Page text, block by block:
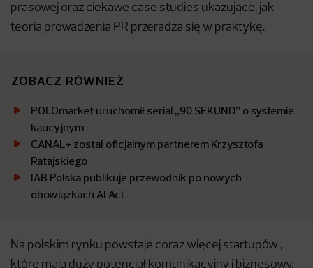
prasowej oraz ciekawe case studies ukazujące, jak
teoria prowadzenia PR przeradza się w praktykę.
ZOBACZ RÓWNIEŻ
POLOmarket uruchomił serial „90 SEKUND” o systemie
kaucyjnym
CANAL+ został oficjalnym partnerem Krzysztofa
Ratajskiego
IAB Polska publikuje przewodnik po nowych
obowiązkach AI Act
Na polskim rynku powstaje coraz więcej startupów ,
które mają duży potencjał komunikacyjny i biznesowy,